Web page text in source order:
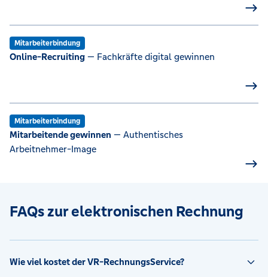
Mitarbeiterbindung
Online-Recruiting — Fachkräfte digital gewinnen
Mitarbeiterbindung
Mitarbeitende gewinnen — Authentisches
Arbeitnehmer-Image
FAQs zur elektronischen Rechnung
Wie viel kostet der VR-RechnungsService?